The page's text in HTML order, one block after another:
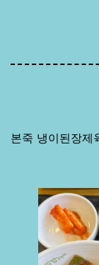
본죽 냉이된장